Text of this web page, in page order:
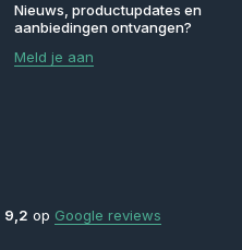
Nieuws, productupdates en
aanbiedingen ontvangen?
Meld je aan
9,2 op Google reviews